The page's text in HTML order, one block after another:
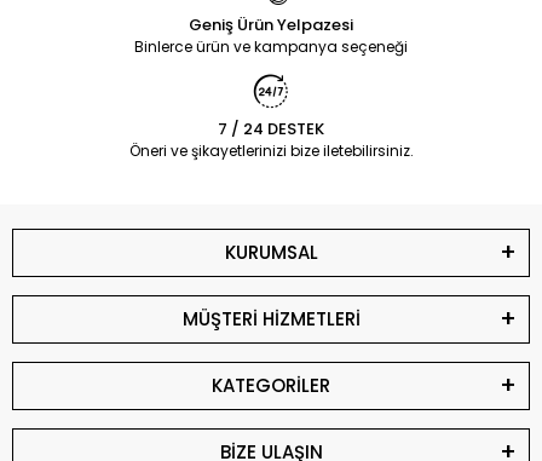
Geniş Ürün Yelpazesi
Binlerce ürün ve kampanya seçeneği
7 / 24 DESTEK
Öneri ve şikayetlerinizi bize iletebilirsiniz.
KURUMSAL
MÜŞTERİ HİZMETLERİ
KATEGORİLER
BİZE ULAŞIN